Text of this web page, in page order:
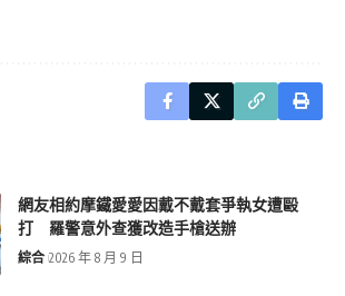
網友相約摩鐵愛愛因戴不戴套爭執女遭毆
打 羅警意外查獲改造手槍送辦
綜合 2026 年 8 月 9 日